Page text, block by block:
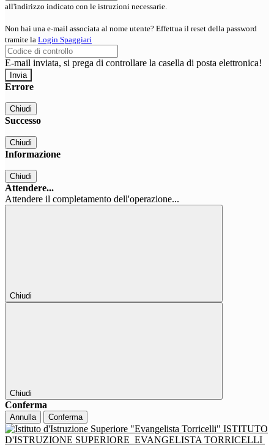
all'indirizzo indicato con le istruzioni necessarie.
Non hai una e-mail associata al nome utente? Effettua il reset della password
tramite la Login Spaggiari
E-mail inviata, si prega di controllare la casella di posta elettronica!
Errore
Chiudi
Successo
Chiudi
Informazione
Chiudi
Attendere...
Attendere il completamento dell'operazione...
Chiudi
Chiudi
Conferma
Annulla Conferma
ISTITUTO
D'ISTRUZIONE SUPERIORE EVANGELISTA TORRICELLI